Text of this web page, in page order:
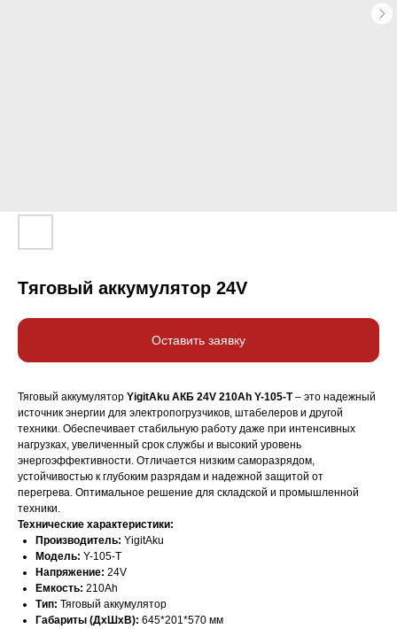
Тяговый аккумулятор 24V
Оставить заявку
Тяговый аккумулятор YigitAku АКБ 24V 210Ah Y-105-T– это надежный
источник энергии для электропогрузчиков, штабелеров и другой
техники. Обеспечивает стабильную работу даже при интенсивных
нагрузках, увеличенный срок службы и высокий уровень
энергоэффективности. Отличается низким саморазрядом,
устойчивостью к глубоким разрядам и надежной защитой от
перегрева. Оптимальное решение для складской и промышленной
техники.
Технические характеристики:
Производитель: YigitAku
Модель: Y-105-T
Напряжение: 24V
Емкость: 210Ah
Тип: Тяговый аккумулятор
Габариты (ДхШхВ): 645*201*570 мм